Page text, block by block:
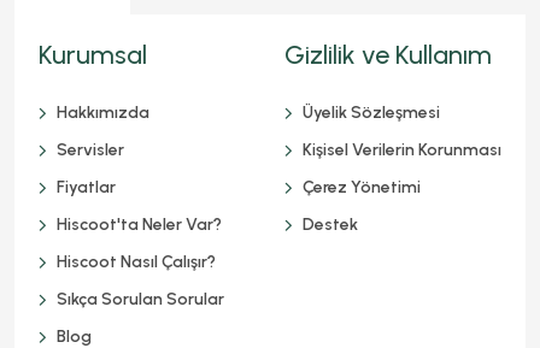
Kurumsal
Hakkımızda
Servisler
Fiyatlar
Hiscoot'ta Neler Var?
Hiscoot Nasıl Çalışır?
Sıkça Sorulan Sorular
Blog
Gizlilik ve Kullanım
Üyelik Sözleşmesi
Kişisel Verilerin Korunması
Çerez Yönetimi
Destek